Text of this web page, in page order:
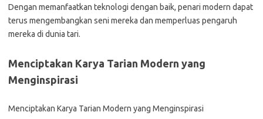
Dengan memanfaatkan teknologi dengan baik, penari modern dapat
terus mengembangkan seni mereka dan memperluas pengaruh
mereka di dunia tari.
Menciptakan Karya Tarian Modern yang
Menginspirasi
Menciptakan Karya Tarian Modern yang Menginspirasi